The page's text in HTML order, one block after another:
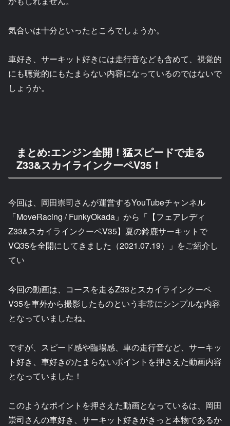
気合いは十分といったところでしょうか。
車好き、サーキット好きには走行音なども含めて、視覚的
にも聴覚的にもたまらない内容になっているのではないで
しょうか。
まとめ:エンジン全開！猛スピードで走る
Z33&スカイラインクーペV35！
今回は、岡田崇司さんが運営するYouTubeチャンネル
「MoveRacing / FunkyOkada」から「【フェアレディ
Z33&スカイラインクーペV35】夏の鈴鹿サーキットで
VQ35を全開にしてきました（2021.07.19）」をご紹介し
てい
今回の動画は、コースを走るZ33とスカイラインクーペ
V35を車外から撮影したものという非常にシンプルな内容
となっていましたね。
ですが、スピード感や臨場感、車の走行音など、サーキッ
ト好き、車好きのたまらないポイントを押さえた動画内容
となっていました！
このようなポイントを押さえた動画となっているは、岡田
崇司さんの車好き、サーキット好きがきっと本物であるか